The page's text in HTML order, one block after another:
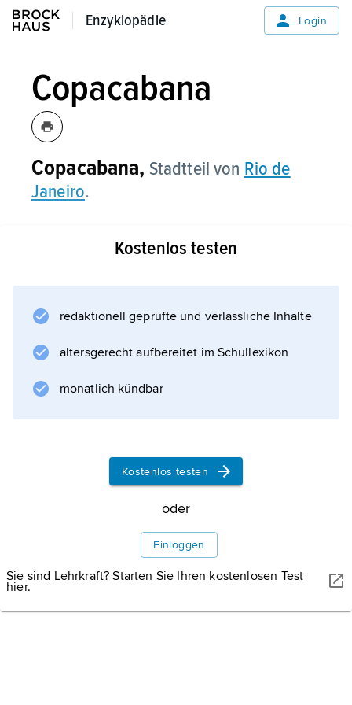
Enzyklopädie
Enzyklopädie Login
Copacabana
Copacabana, Stadtteil von Rio de
Janeiro.
Weitere Medien
Kostenlos testen
redaktionell geprüfte und verlässliche Inhalte
altersgerecht aufbereitet im Schullexikon
monatlich kündbar
Kostenlos testen
oder
Einloggen
Sie sind Lehrkraft? Starten Sie Ihren kostenlosen Test
hier.